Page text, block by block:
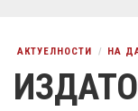
АКТУЕЛНОСТИ НА